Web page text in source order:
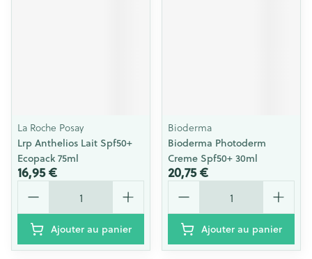
La Roche Posay
Lrp Anthelios Lait Spf50+
Ecopack 75ml
16,95 €
Quantité
Ajouter au panier
Bioderma
Bioderma Photoderm
Creme Spf50+ 30ml
20,75 €
Quantité
Ajouter au panier